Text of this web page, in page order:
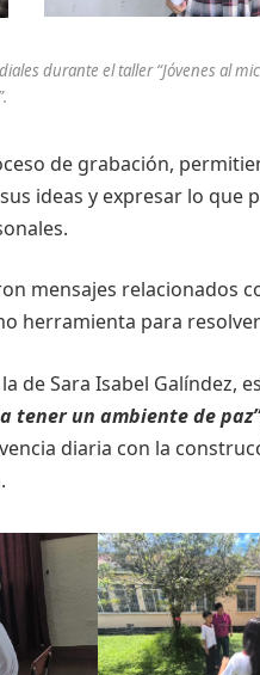
durante el taller “Jóvenes al
de grabación,
ideas y expresar lo que
mensajes relacionados
herramienta para
de Sara Isabel Galíndez,
tener un ambiente de paz”
diaria con la